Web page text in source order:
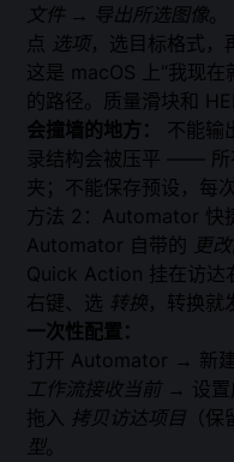
文件 → 导出所选图像。
点 选项，选目标格式，
这是 macOS 上“我现
的路径。质量滑块和
会撞墙的地方：
不能输
录结构会被压平 —— 所
夹；不能保存预设，每
方法 2：Automator 快
Automator 自带的 更
Quick Action 挂在访达
右键、选 转换，转换就
一次性配置：
打开 Automator → 新
工作流接收当前→ 设置
拖入 拷贝访达项目 （
型。